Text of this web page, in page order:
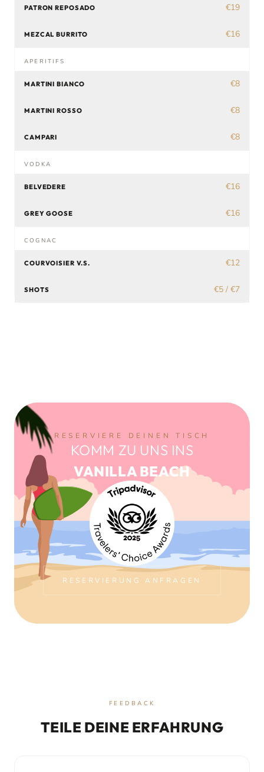
PATRON REPOSADO €19
MEZCAL BURRITO €16
APERITIFS
MARTINI BIANCO €8
MARTINI ROSSO €8
CAMPARI €8
VODKA
BELVEDERE €16
GREY GOOSE €16
COGNAC
COURVOISIER V.S. €12
SHOTS €5 / €7
RESERVIERE DEINEN TISCH
KOMM ZU UNS INS
VANILLA BEACH
RESERVIERUNG ANFRAGEN
FEEDBACK
TEILE DEINE ERFAHRUNG